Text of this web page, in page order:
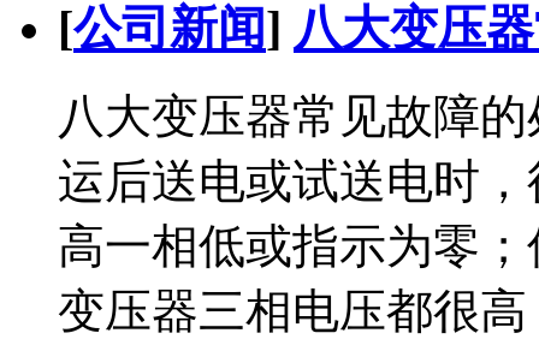
[公司新闻] 八大变压
八大变压器常见故障
运后送电或试送电时
高一相低或指示为零
变压器三相电压都很